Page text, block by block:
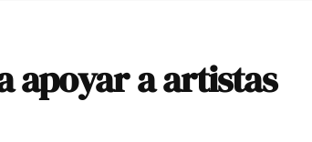
apoyar a artistas